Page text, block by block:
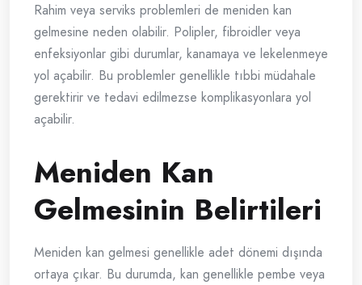
Rahim veya serviks problemleri de meniden kan
gelmesine neden olabilir. Polipler, fibroidler veya
enfeksiyonlar gibi durumlar, kanamaya ve lekelenmeye
yol açabilir. Bu problemler genellikle tıbbi müdahale
gerektirir ve tedavi edilmezse komplikasyonlara yol
açabilir.
Meniden Kan
Gelmesinin Belirtileri
Meniden kan gelmesi genellikle adet dönemi dışında
ortaya çıkar. Bu durumda, kan genellikle pembe veya